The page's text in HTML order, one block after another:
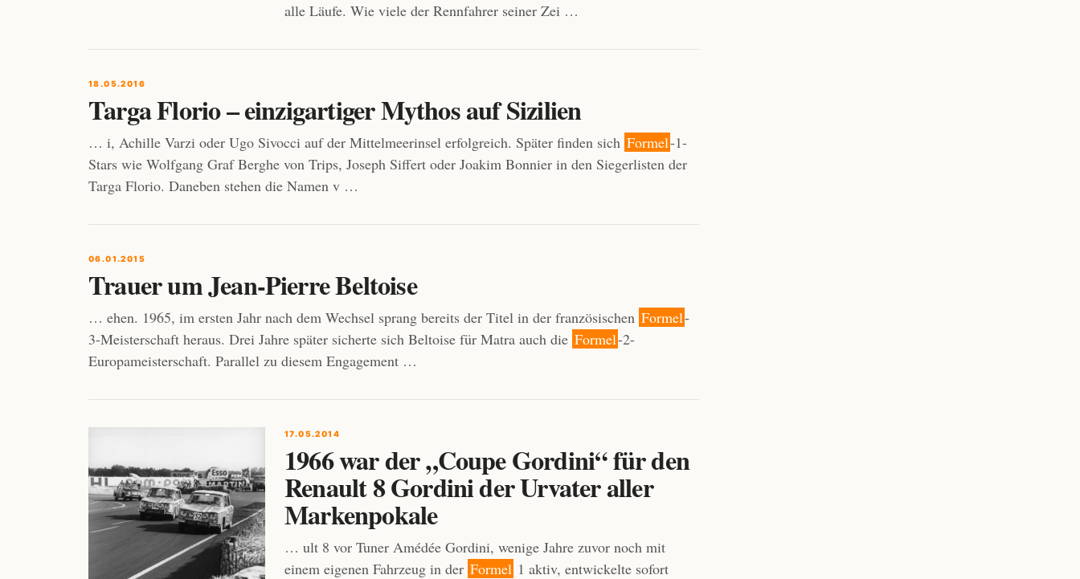
alle Läufe. Wie viele der Rennfahrer seiner Zei …
18.05.2016
Targa Florio – einzigartiger Mythos auf Sizilien
… i, Achille Varzi oder Ugo Sivocci auf der Mittelmeerinsel erfolgreich. Später finden sich Formel-1-
Stars wie Wolfgang Graf Berghe von Trips, Joseph Siffert oder Joakim Bonnier in den Siegerlisten der
Targa Florio. Daneben stehen die Namen v …
06.01.2015
Trauer um Jean-Pierre Beltoise
… ehen. 1965, im ersten Jahr nach dem Wechsel sprang bereits der Titel in der französischen Formel-
3-Meisterschaft heraus. Drei Jahre später sicherte sich Beltoise für Matra auch die Formel-2-
Europameisterschaft. Parallel zu diesem Engagement …
17.05.2014
1966 war der „Coupe Gordini“ für den
Renault 8 Gordini der Urvater aller
Markenpokale
… ult 8 vor Tuner Amédée Gordini, wenige Jahre zuvor noch mit
einem eigenen Fahrzeug in der Formel 1 aktiv, entwickelte sofort